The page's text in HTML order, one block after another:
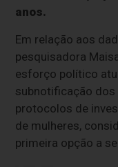
anos.
Em relação aos
pesquisadora
esforço político
subnotificação dos
protocolos de
de mulheres,
primeira opção a